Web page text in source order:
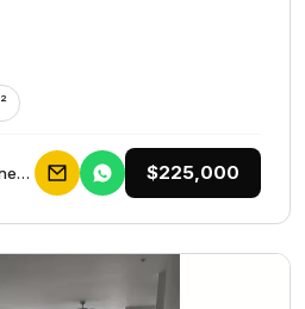
Galceb Group Bienes Raices $225,000